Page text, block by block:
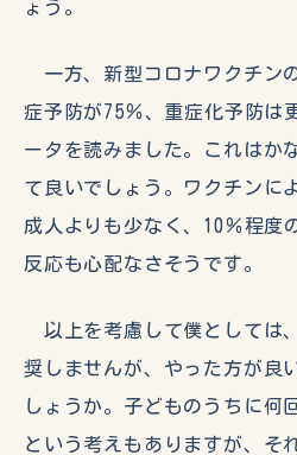
ょう。
一方、新型コロナワクチン
症予防が75％、重症化予防は
ータを読みました。これはか
て良いでしょう。ワクチンに
成人よりも少なく、10％程度
反応も心配なさそうです。
以上を考慮して僕としては
奨しませんが、やった方が良
しょうか。子どものうちに何
という考えもありますが、そ